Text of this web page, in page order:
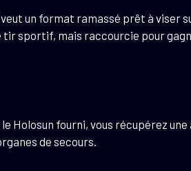
un format ramassé prêt à viser
tir sportif, mais raccourcie pour
fourni, vous récupérez
de secours.